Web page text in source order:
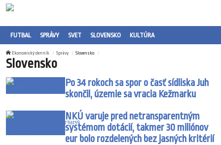
FUTBAL SPRÁVY SVET SLOVENSKO KULTÚRA
Ekonomický denník Správy Slovensko
Slovensko
Po 34 rokoch sa spor o časť sídliska Juh
skončil, územie sa vracia Kežmarku
NKÚ varuje pred netransparentným
systémom dotácií, takmer 30 miliónov
eur bolo rozdelených bez jasných kritérií